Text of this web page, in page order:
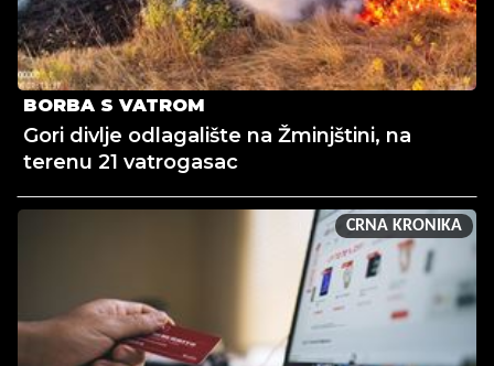
BORBA S VATROM
Gori divlje odlagalište na Žminjštini, na
terenu 21 vatrogasac
CRNA KRONIKA